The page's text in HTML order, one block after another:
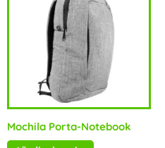
Mochila Porta-Notebook